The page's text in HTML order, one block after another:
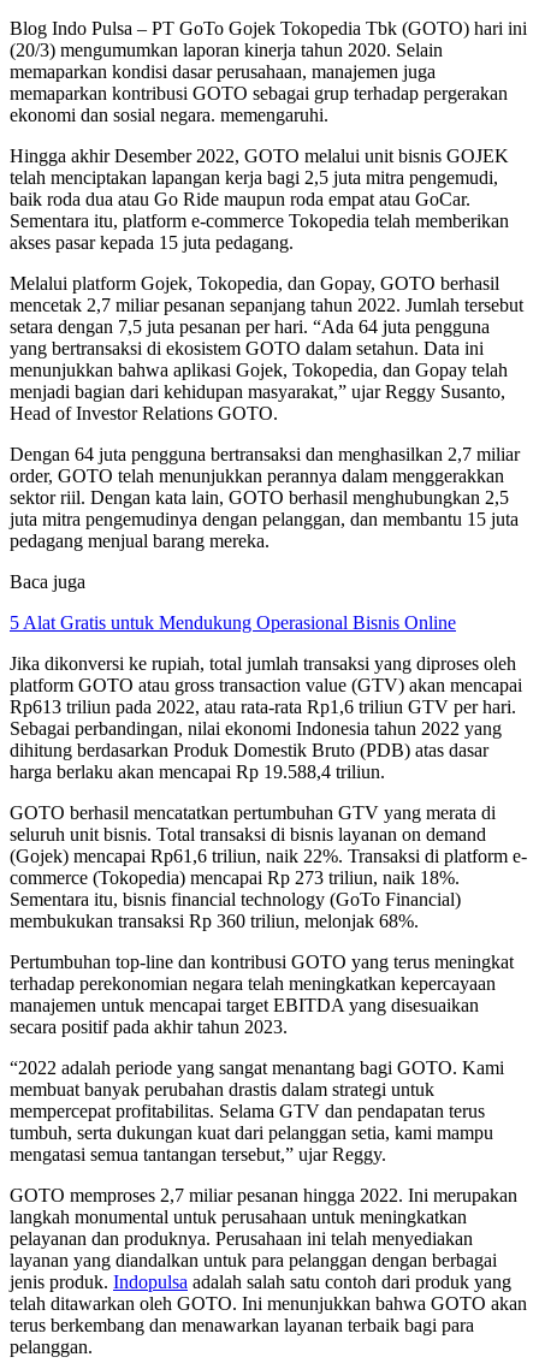
Blog Indo Pulsa – PT GoTo Gojek Tokopedia Tbk (GOTO) hari ini
(20/3) mengumumkan laporan kinerja tahun 2020. Selain
memaparkan kondisi dasar perusahaan, manajemen juga
memaparkan kontribusi GOTO sebagai grup terhadap pergerakan
ekonomi dan sosial negara. memengaruhi.
Hingga akhir Desember 2022, GOTO melalui unit bisnis GOJEK
telah menciptakan lapangan kerja bagi 2,5 juta mitra pengemudi,
baik roda dua atau Go Ride maupun roda empat atau GoCar.
Sementara itu, platform e-commerce Tokopedia telah memberikan
akses pasar kepada 15 juta pedagang.
Melalui platform Gojek, Tokopedia, dan Gopay, GOTO berhasil
mencetak 2,7 miliar pesanan sepanjang tahun 2022. Jumlah tersebut
setara dengan 7,5 juta pesanan per hari. “Ada 64 juta pengguna
yang bertransaksi di ekosistem GOTO dalam setahun. Data ini
menunjukkan bahwa aplikasi Gojek, Tokopedia, dan Gopay telah
menjadi bagian dari kehidupan masyarakat,” ujar Reggy Susanto,
Head of Investor Relations GOTO.
Dengan 64 juta pengguna bertransaksi dan menghasilkan 2,7 miliar
order, GOTO telah menunjukkan perannya dalam menggerakkan
sektor riil. Dengan kata lain, GOTO berhasil menghubungkan 2,5
juta mitra pengemudinya dengan pelanggan, dan membantu 15 juta
pedagang menjual barang mereka.
Baca juga
5 Alat Gratis untuk Mendukung Operasional Bisnis Online
Jika dikonversi ke rupiah, total jumlah transaksi yang diproses oleh
platform GOTO atau gross transaction value (GTV) akan mencapai
Rp613 triliun pada 2022, atau rata-rata Rp1,6 triliun GTV per hari.
Sebagai perbandingan, nilai ekonomi Indonesia tahun 2022 yang
dihitung berdasarkan Produk Domestik Bruto (PDB) atas dasar
harga berlaku akan mencapai Rp 19.588,4 triliun.
GOTO berhasil mencatatkan pertumbuhan GTV yang merata di
seluruh unit bisnis. Total transaksi di bisnis layanan on demand
(Gojek) mencapai Rp61,6 triliun, naik 22%. Transaksi di platform e-
commerce (Tokopedia) mencapai Rp 273 triliun, naik 18%.
Sementara itu, bisnis financial technology (GoTo Financial)
membukukan transaksi Rp 360 triliun, melonjak 68%.
Pertumbuhan top-line dan kontribusi GOTO yang terus meningkat
terhadap perekonomian negara telah meningkatkan kepercayaan
manajemen untuk mencapai target EBITDA yang disesuaikan
secara positif pada akhir tahun 2023.
“2022 adalah periode yang sangat menantang bagi GOTO. Kami
membuat banyak perubahan drastis dalam strategi untuk
mempercepat profitabilitas. Selama GTV dan pendapatan terus
tumbuh, serta dukungan kuat dari pelanggan setia, kami mampu
mengatasi semua tantangan tersebut,” ujar Reggy.
GOTO memproses 2,7 miliar pesanan hingga 2022. Ini merupakan
langkah monumental untuk perusahaan untuk meningkatkan
pelayanan dan produknya. Perusahaan ini telah menyediakan
layanan yang diandalkan untuk para pelanggan dengan berbagai
jenis produk. Indopulsa adalah salah satu contoh dari produk yang
telah ditawarkan oleh GOTO. Ini menunjukkan bahwa GOTO akan
terus berkembang dan menawarkan layanan terbaik bagi para
pelanggan.